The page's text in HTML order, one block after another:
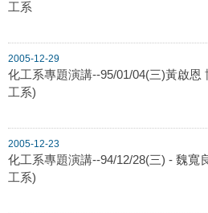
工系
2005-12-29
化工系專題演講--95/01/04(三)黃啟恩
工系)
2005-12-23
化工系專題演講--94/12/28(三) - 魏寬
工系)